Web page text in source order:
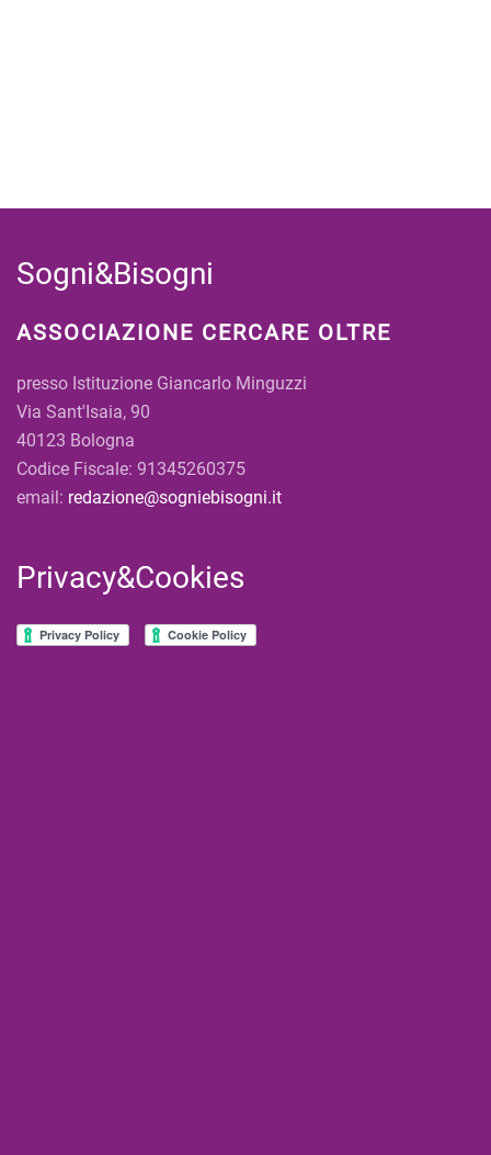
Sogni&Bisogni
ASSOCIAZIONE CERCARE OLTRE
presso Istituzione Giancarlo Minguzzi
Via Sant'Isaia, 90
40123 Bologna
Codice Fiscale: 91345260375
email: redazione@sogniebisogni.it
Privacy&Cookies